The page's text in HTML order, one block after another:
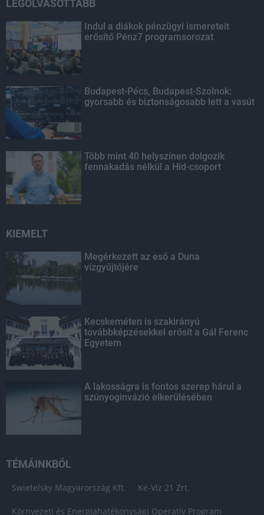
LEGOLVASOTTABB
Indul a diákok pénzügyi ismereteit
erősítő Pénz7 programsorozat
Budapest-Pécs, Budapest-Szolnok:
gyorsabb és biztonságosabb lett a vasút
Több mint 40 helyszínen dolgozik
fennakadás nélkül a Híd-csoport
KIEMELT
Megérkezett az eső a Duna
vízgyűjtőjére
Kecskeméten is szakirányú
továbbképzésekkel erősít a Gál Ferenc
Egyetem
A lakosságra is fontos szerep hárul a
szúnyoginvázió elkerülésében
TÉMÁINKBÓL
Swietelsky Magyarország Kft. Ke-Víz 21 Zrt.
Környezeti és Energiahatékonysági Operatív Program